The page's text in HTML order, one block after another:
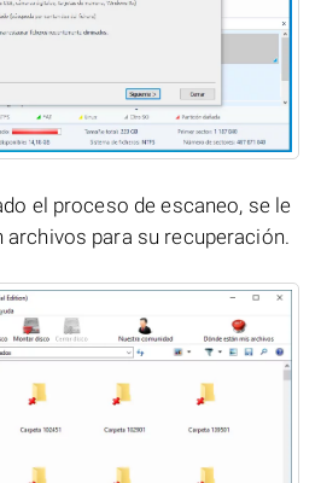
el proceso de escaneo, se le
para su recuperación.